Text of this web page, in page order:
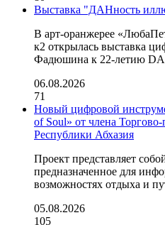
Выставка "ДАНность
В арт-оранжерее
к2 открылась выставка
Фадюшина к 22-летию
06.08.2026
71
Новый цифровой
of Soul» от члена
Республики Абхазия
Проект представляет
предназначенное для
возможностях отдыха и
05.08.2026
105